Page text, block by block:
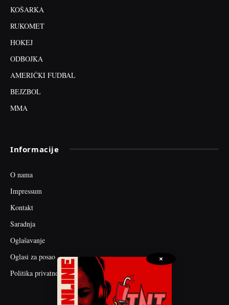
KOŠARKA
RUKOMET
HOKEJ
ODBOJKA
AMERIČKI FUDBAL
BEJZBOL
MMA
Informacije
O nama
Impressum
Kontakt
Saradnja
Oglašavanje
Oglasi za posao
Politika privatnosti
×